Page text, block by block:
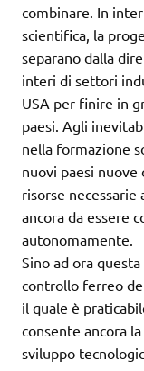
combinare. In
scientifica, la
separano dalla
interi di settori
USA per finire in
paesi. Agli
nella formazione
nuovi paesi nuove
risorse
ancora da essere
autonomamente.
Sino ad ora
controllo ferreo
il quale è
consente ancora
sviluppo